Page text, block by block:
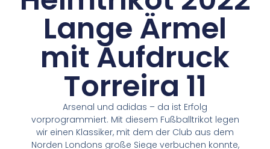
Lange Ärmel
mit Aufdruck
Torreira 11
Arsenal und adidas – da ist Erfolg
vorprogrammiert. Mit diesem Fußballtrikot legen
wir einen Klassiker, mit dem der Club aus dem
Norden Londons große Siege verbuchen konnte,